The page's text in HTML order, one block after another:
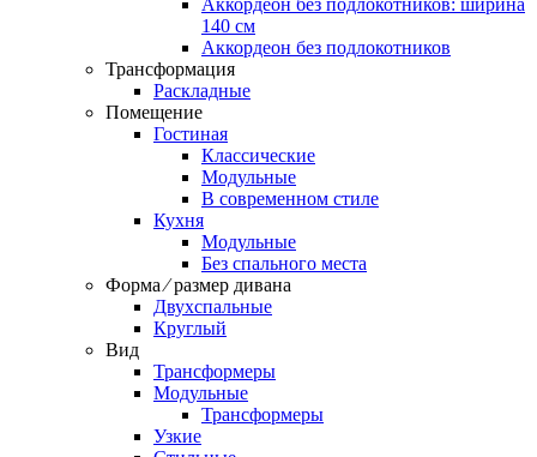
Аккордеон без подлокотников: ширина
140 см
Аккордеон без подлокотников
Трансформация
Раскладные
Помещение
Гостиная
Классические
Модульные
В современном стиле
Кухня
Модульные
Без спального места
Форма ⁄ размер дивана
Двухспальные
Круглый
Вид
Трансформеры
Модульные
Трансформеры
Узкие